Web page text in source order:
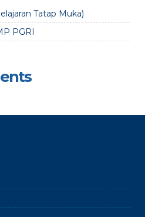
Tatap Muka)
PGRI